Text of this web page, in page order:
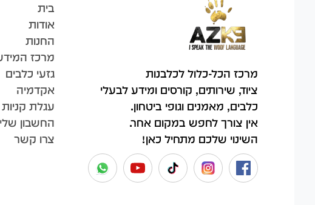
מרכז הכל-כלול לכלבנות
ציוד, שירותים, קורסים ומידע לבעלי
כלבים, מאמנים וגופי ביטחון.
אין צורך לחפש במקום אחר.
השינוי שלכם מתחיל כאן!
בית
אודות
החנות
מרכז
גזעי כלבים
אקדמיה
עגלת קניות
החשבון שלי
צרו קשר